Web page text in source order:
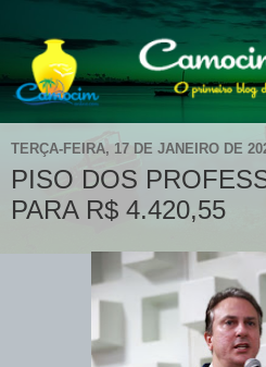
TERÇA-FEIRA, 17 DE JANEIRO DE
PISO DOS
PARA R$ 4.420,55